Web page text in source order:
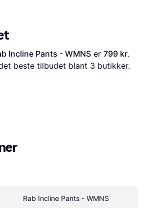
Incline Pants - WMNS er 799 kr.
beste tilbudet blant 3 butikker.
Rab Incline Pants - WMNS